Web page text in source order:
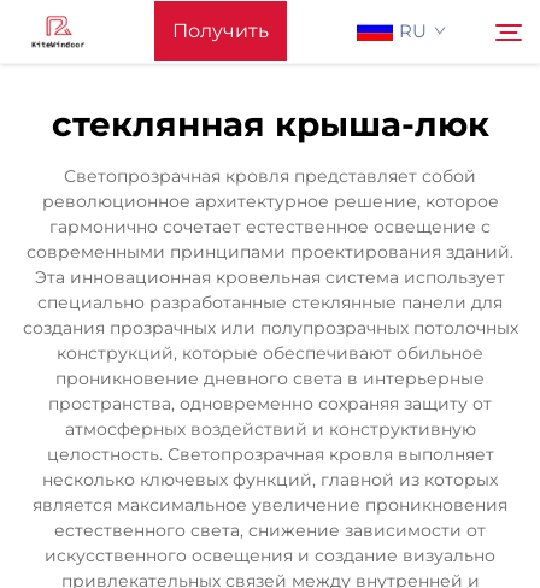
Получить RU
Поддерживать
Produkty
Применение
Новости
Связаться С Нами
Поиск
стеклянная крыша-люк
Светопрозрачная кровля представляет собой
революционное архитектурное решение, которое
гармонично сочетает естественное освещение с
современными принципами проектирования зданий.
Эта инновационная кровельная система использует
специально разработанные стеклянные панели для
создания прозрачных или полупрозрачных потолочных
конструкций, которые обеспечивают обильное
проникновение дневного света в интерьерные
пространства, одновременно сохраняя защиту от
атмосферных воздействий и конструктивную
целостность. Светопрозрачная кровля выполняет
несколько ключевых функций, главной из которых
является максимальное увеличение проникновения
естественного света, снижение зависимости от
искусственного освещения и создание визуально
привлекательных связей между внутренней и